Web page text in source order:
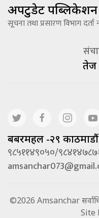
अपटुडेट पब्लिकेशन
सूचना तथा प्रसारण विभाग
तेज
बबरमहल -२९
९८५११४९०५०/
©2026 Amsanchar
Site